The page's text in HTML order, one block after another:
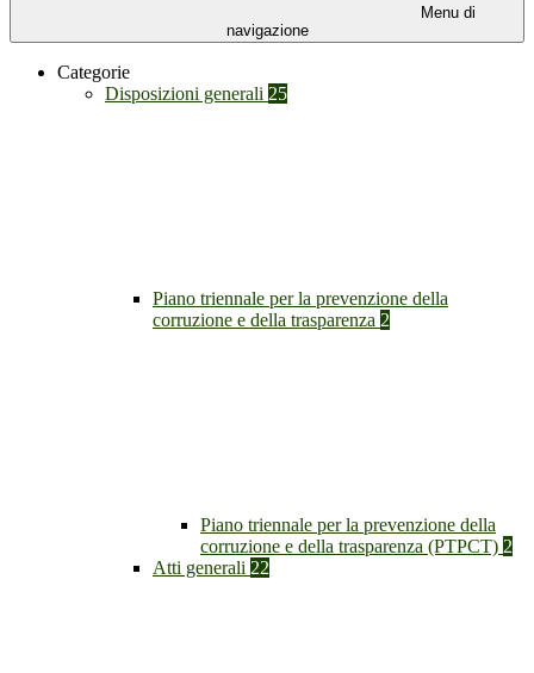
Menu di
navigazione
Categorie
Disposizioni generali 25
Piano triennale per la prevenzione della
corruzione e della trasparenza 2
Piano triennale per la prevenzione della
corruzione e della trasparenza (PTPCT) 2
Atti generali 22